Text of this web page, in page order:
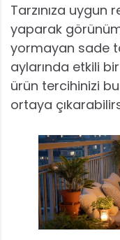
Tarzınıza uygun
yaparak
yormayan sade
aylarında etkili
ürün tercihinizi
ortaya